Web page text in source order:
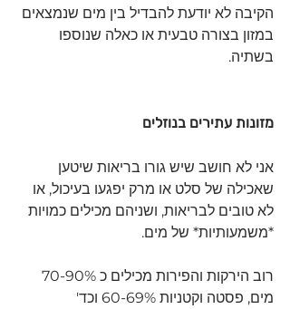
הקיבה לא יודעת להבדיל בין מים שנמצאים
במזון בצורה טבעית או כאלה שנוספו
בשתיה.
מזונות עתירים בנוזלים
אני לא חושב שיש גורו בריאות שיטען
שאכילה של סלט או מרק יפגעו בעיכול, או
לא טובים לבריאות, ושניהם מכילים כמויות
*משמעותיות* של מים.
מים, פסטה וקטניות 60-69% וכד'